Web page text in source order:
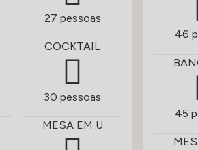
27 pessoas
COCKTAIL
30 pessoas
MESA EM U
46
45